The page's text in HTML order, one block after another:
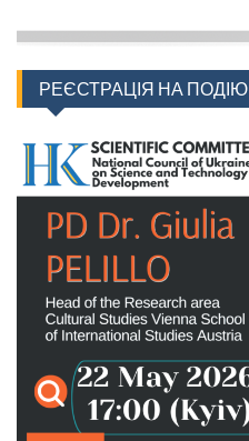
РЕЄСТРАЦІЯ НА ПОДІЮ